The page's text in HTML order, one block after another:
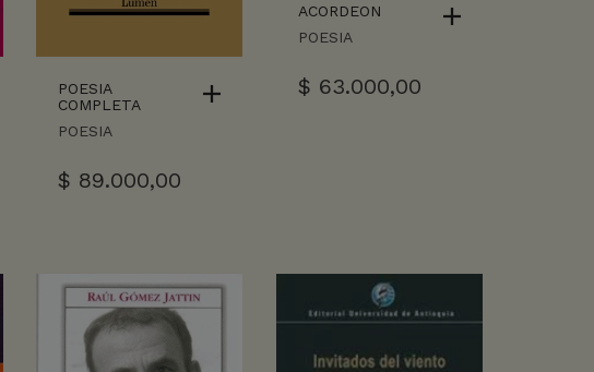
POESIA
COMPLETA
POESIA
$ 89.000,00
ACORDEON
POESIA
$ 63.000,00